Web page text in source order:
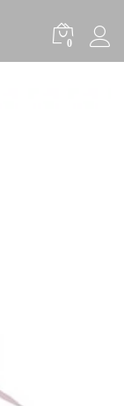
0